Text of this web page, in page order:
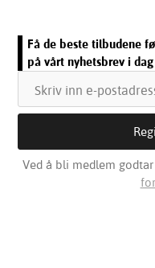
Få de beste tilbudene
på vårt nyhetsbrev i dag
Ved å bli medlem